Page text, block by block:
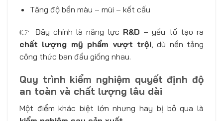
Tăng độ bền màu – mùi – kết cấu
👉 Đây chính là năng lực R&D – yếu tố tạo ra
chất lượng mỹ phẩm vượt trội, dù nền tảng
công thức ban đầu giống nhau.
Quy trình kiểm nghiệm quyết định độ
an toàn và chất lượng lâu dài
Một điểm khác biệt lớn nhưng hay bị bỏ qua là